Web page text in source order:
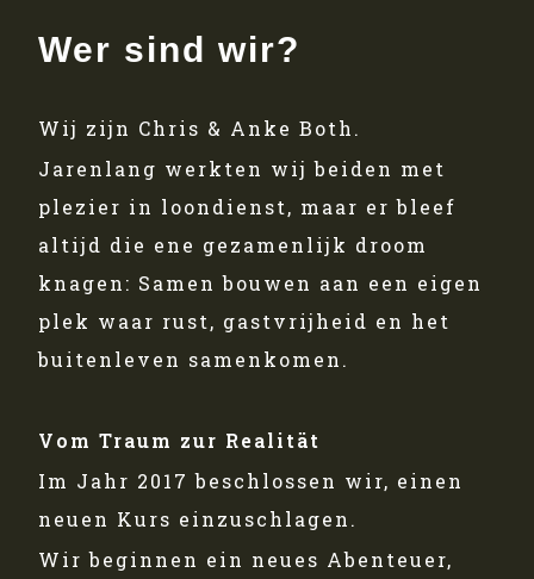
Wer sind wir?
Wij zijn Chris & Anke Both.
Jarenlang werkten wij beiden met
plezier in loondienst, maar er bleef
altijd die ene gezamenlijk droom
knagen: Samen bouwen aan een eigen
plek waar rust, gastvrijheid en het
buitenleven samenkomen.
Vom Traum zur Realität
Im Jahr 2017 beschlossen wir, einen
neuen Kurs einzuschlagen.
Wir beginnen ein neues Abenteuer,